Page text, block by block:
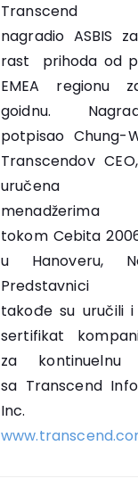
nagradio ASBIS
rast prihoda od
EMEA regionu
goidnu.
potpisao Chung-
Transcendov
uručena
menadžerima
tokom Cebita
u Hanoveru,
Predstavnici
takođe su uručili
sertifikat
za kontinuelnu
sa Transcend
Inc.